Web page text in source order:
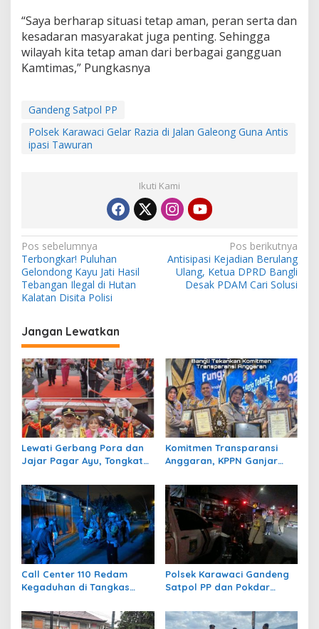
“Saya berharap situasi tetap aman, peran serta dan
kesadaran masyarakat juga penting. Sehingga
wilayah kita tetap aman dari berbagai gangguan
Kamtimas,” Pungkasnya
Gandeng Satpol PP
Polsek Karawaci Gelar Razia di Jalan Galeong Guna Antis
ipasi Tawuran
Ikuti Kami
N
a
v
g
a
s
i
p
o
s
Pos sebelumnya
Terbongkar! Puluhan
Gelondong Kayu Jati Hasil
Tebangan Ilegal di Hutan
Kalatan Disita Polisi
Pos berikutnya
Antisipasi Kejadian Berulang
Ulang, Ketua DPRD Bangli
Desak PDAM Cari Solusi
Jangan Lewatkan
Lewati Gerbang Pora dan
Jajar Pagar Ayu, Tongkat
Berganti
Komitmen Transparansi
Anggaran, KPPN Ganjar
Penghargaan
Call Center 110 Redam
Kegaduhan di Tangkas
Lelaki Mabuk
Polsek Karawaci Gandeng
Satpol PP dan Pokdar
Kejahatan Malam